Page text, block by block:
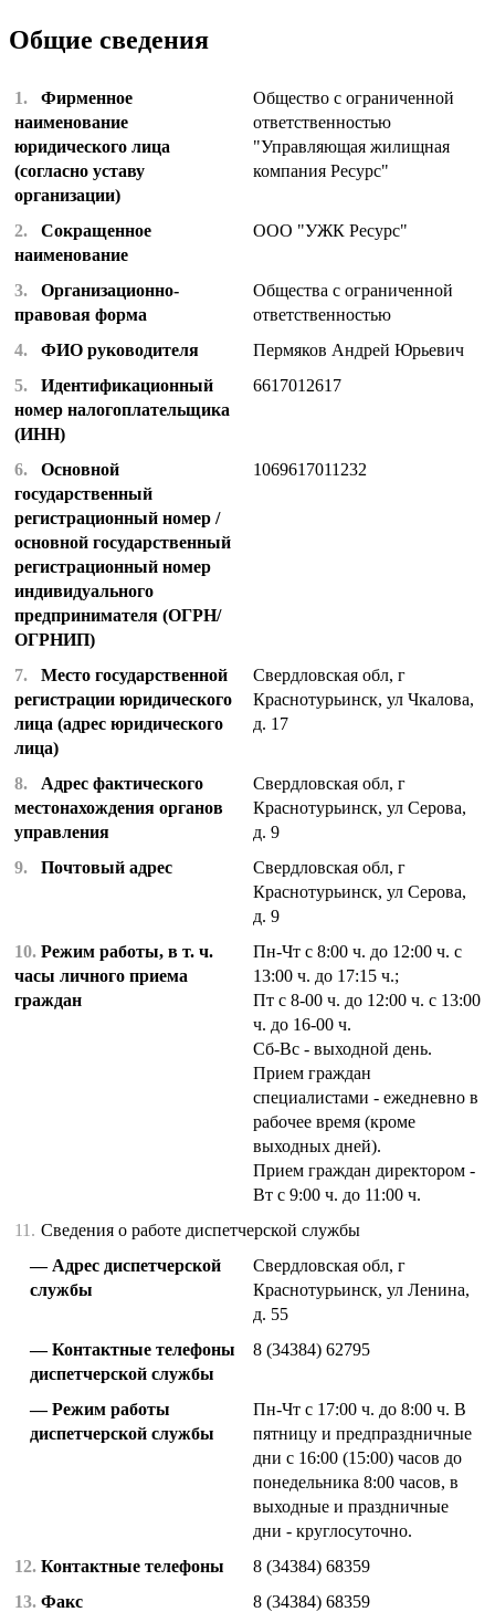
Общие сведения
1.
Фирменное
наименование
юридического лица
(согласно уставу
организации)
Общество с ограниченной
ответственностью
"Управляющая жилищная
компания Ресурс"
2.
Сокращенное
наименование
ООО "УЖК Ресурс"
3.
Организационно-
правовая форма
Общества с ограниченной
ответственностью
4.
ФИО руководителя
Пермяков Андрей Юрьевич
5.
Идентификационный
номер налогоплательщика
(ИНН)
6617012617
6.
Основной
государственный
регистрационный номер /
основной государственный
регистрационный номер
индивидуального
предпринимателя (ОГРН/
ОГРНИП)
1069617011232
7.
Место государственной
регистрации юридического
лица (адрес юридического
лица)
Свердловская обл, г
Краснотурьинск, ул Чкалова,
д. 17
8.
Адрес фактического
местонахождения органов
управления
Свердловская обл, г
Краснотурьинск, ул Серова,
д. 9
9.
Почтовый адрес
Свердловская обл, г
Краснотурьинск, ул Серова,
д. 9
10. Режим работы, в т. ч.
часы личного приема
граждан
Пн-Чт с 8:00 ч. до 12:00 ч. с
13:00 ч. до 17:15 ч.;
Пт с 8-00 ч. до 12:00 ч. с 13:00
ч. до 16-00 ч.
Сб-Вс - выходной день.
Прием граждан
специалистами - ежедневно в
рабочее время (кроме
выходных дней).
Прием граждан директором -
Вт с 9:00 ч. до 11:00 ч.
11. Сведения о работе диспетчерской службы
Адрес диспетчерской
службы
Свердловская обл, г
Краснотурьинск, ул Ленина,
д. 55
Контактные телефоны
диспетчерской службы
8 (34384) 62795
Режим работы
диспетчерской службы
Пн-Чт с 17:00 ч. до 8:00 ч. В
пятницу и предпраздничные
дни с 16:00 (15:00) часов до
понедельника 8:00 часов, в
выходные и праздничные
дни - круглосуточно.
12. Контактные телефоны
8 (34384) 68359
13. Факс
8 (34384) 68359